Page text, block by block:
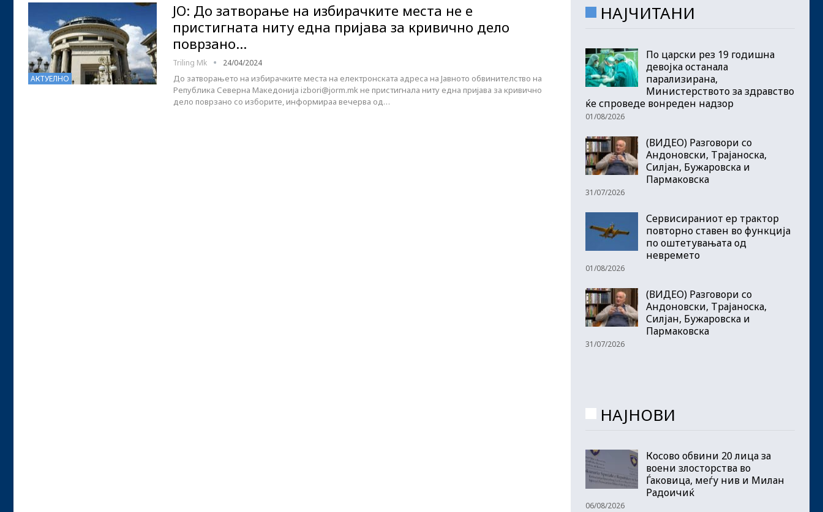
АКТУЕЛНО
ЈО: До затворање на избирачките места не е
пристигната ниту една пријава за кривично дело
поврзано…
Triling Mk 24/04/2024
До затворањето на избирачките места на електронската адреса на Јавното обвинителство на
Република Северна Македонија izbori@jorm.mk не пристигнала ниту една пријава за кривично
дело поврзано со изборите, информираа вечерва од…
НАЈЧИТАНИ
По царски рез 19 годишна
девојка останала
парализирана,
Министерството за здравство
ќе спроведе вонреден надзор
01/08/2026
(ВИДЕО) Разговори со
Андоновски, Трајаноска,
Силјан, Бужаровска и
Пармаковска
31/07/2026
Сервисираниот ер трактор
повторно ставен во функција
по оштетувањата од
невремето
01/08/2026
(ВИДЕО) Разговори со
Андоновски, Трајаноска,
Силјан, Бужаровска и
Пармаковска
31/07/2026
НАЈНОВИ
Косово обвини 20 лица за
воени злосторства во
Ѓаковица, меѓу нив и Милан
Радоичиќ
06/08/2026